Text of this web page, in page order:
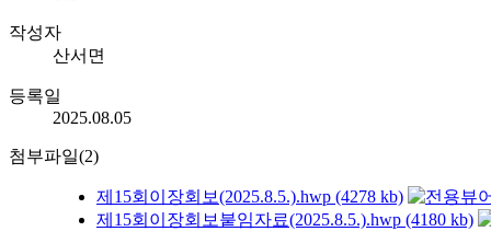
작성자
산서면
등록일
2025.08.05
첨부파일(2)
제15회이장회보(2025.8.5.).hwp (4278 kb)
제15회이장회보붙임자료(2025.8.5.).hwp (4180 kb)